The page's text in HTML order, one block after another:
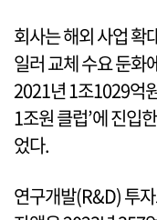
회사는 해외 사업 확
일러 교체 수요 둔화
2021년 1조1029억
1조원 클럽’에 진입
었다.
연구개발(R&D) 투